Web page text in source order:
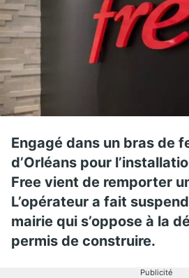
Engagé dans un bras de
d’Orléans pour
Free vient de remporter
L’opérateur a fait
mairie qui s’oppose à la
permis de construire.
Publicité